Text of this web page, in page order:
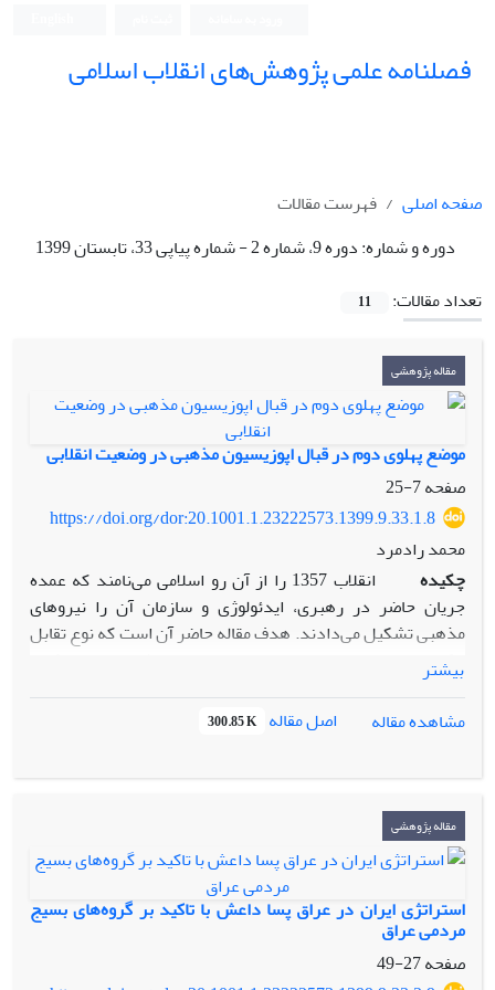
فصلنامه علمی پژوهش‌های انقلاب اسلامی
صفحه اصلی
فهرست مقالات
دوره و شماره:دوره 9، شماره 2 - شماره پیاپی 33، تابستان 1399
تعداد مقالات:
11
مقاله پژوهشی
موضع پهلوی دوم در قبال اپوزیسیون مذهبی در وضعیت انقلابی
صفحه7-25
https://doi.org/dor:20.1001.1.23222573.1399.9.33.1.8
محمد رادمرد
چکیده
انقلاب 1357 را از آن رو اسلامی می‌نامند که عمده
جریان حاضر در رهبری، ایدئولوژی و سازمان آن را نیروهای
مذهبی تشکیل می‌دادند. هدف مقاله حاضر آن است که نوع تقابل
حکومت پهلوی با این جریان وسیع حاضر در انقلاب را بررسی کند.
بر همین اساس پرسشی که در این مقاله به آن پرداختیم از این
قرار است: حکومت پهلوی دوم در راستای تضمین بقا چه موضعی
را در قبال اپوزیسیون مذهبی اتخاذ کرد؟ روش این مقاله
تسهیل و تساهل) که چارلز تیلی در کتاب «از بسیج تا انقلاب» به آن
پرداخته بهره برده است. در ادبیات پژوهش این مقاله تاکید
کردیم که سه گانه چارلز تیلی تاکنون به شکل خاص و متمرکز
درباره انقلاب اسلامی مورد استفاده قرار نگرفته است و عمده
پژوهش‌های صورت گرفته، نظریه «بسیج منابع» تیلی را «به شکل
کلی» درباره انقلاب اسلامی بکار برده‌اند. محدوده زمانی این
بیشتر
مشاهده مقاله
اصل مقاله 300.85 K
مقاله پژوهشی
استراتژی ایران در عراق پسا داعش با تاکید بر گروه‌های بسیج
مردمی عراق
صفحه27-49